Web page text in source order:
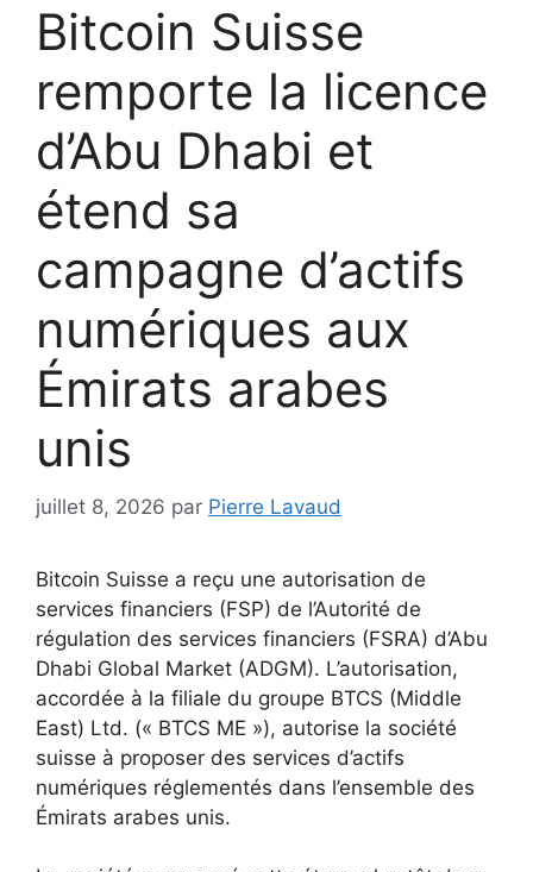
Bitcoin Suisse
remporte la licence
d’Abu Dhabi et
étend sa
campagne d’actifs
numériques aux
Émirats arabes
unis
juillet 8, 2026 par Pierre Lavaud
Bitcoin Suisse a reçu une autorisation de
services financiers (FSP) de l’Autorité de
régulation des services financiers (FSRA) d’Abu
Dhabi Global Market (ADGM). L’autorisation,
accordée à la filiale du groupe BTCS (Middle
East) Ltd. (« BTCS ME »), autorise la société
suisse à proposer des services d’actifs
numériques réglementés dans l’ensemble des
Émirats arabes unis.